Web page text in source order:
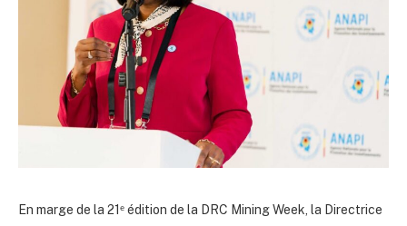
En marge de la 21ᵉ édition de la DRC Mining Week, la Directrice